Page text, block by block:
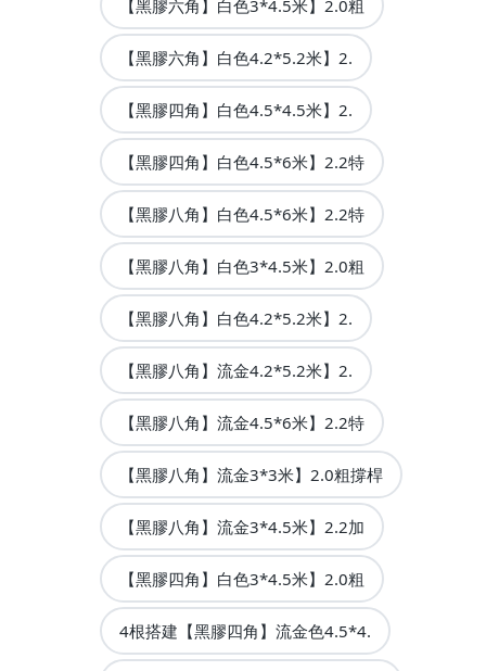
【黑膠六角】白色3*4.5米】2.0粗
【黑膠六角】白色4.2*5.2米】2.
【黑膠四角】白色4.5*4.5米】2.
【黑膠四角】白色4.5*6米】2.2特
【黑膠八角】白色4.5*6米】2.2特
【黑膠八角】白色3*4.5米】2.0粗
【黑膠八角】白色4.2*5.2米】2.
【黑膠八角】流金4.2*5.2米】2.
【黑膠八角】流金4.5*6米】2.2特
【黑膠八角】流金3*3米】2.0粗撐桿
【黑膠八角】流金3*4.5米】2.2加
【黑膠四角】白色3*4.5米】2.0粗
4根搭建【黑膠四角】流金色4.5*4.